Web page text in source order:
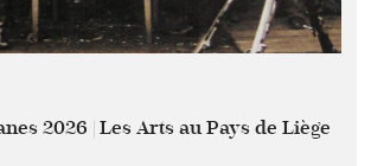
2026 | Les Arts au Pays de Liège